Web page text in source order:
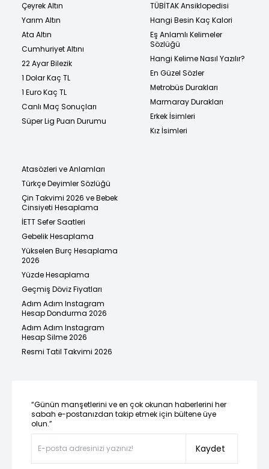
Çeyrek Altın
Yarım Altın
Ata Altın
Cumhuriyet Altını
22 Ayar Bilezik
1 Dolar Kaç TL
1 Euro Kaç TL
Canlı Maç Sonuçları
Süper Lig Puan Durumu
TÜBİTAK Ansiklopedisi
Hangi Besin Kaç Kalori
Eş Anlamlı Kelimeler
Sözlüğü
Hangi Kelime Nasıl Yazılır?
En Güzel Sözler
Metrobüs Durakları
Marmaray Durakları
Erkek İsimleri
Kız İsimleri
Atasözleri ve Anlamları
Türkçe Deyimler Sözlüğü
Çin Takvimi 2026 ve Bebek
Cinsiyeti Hesaplama
İETT Sefer Saatleri
Gebelik Hesaplama
Yükselen Burç Hesaplama
2026
Yüzde Hesaplama
Geçmiş Döviz Fiyatları
Adım Adım Instagram
Hesap Dondurma 2026
Adım Adım Instagram
Hesap Silme 2026
Resmi Tatil Takvimi 2026
“Günün manşetlerini ve en çok okunan haberlerini her
sabah e-postanızdan takip etmek için bültene üye
olun.”
Kaydet